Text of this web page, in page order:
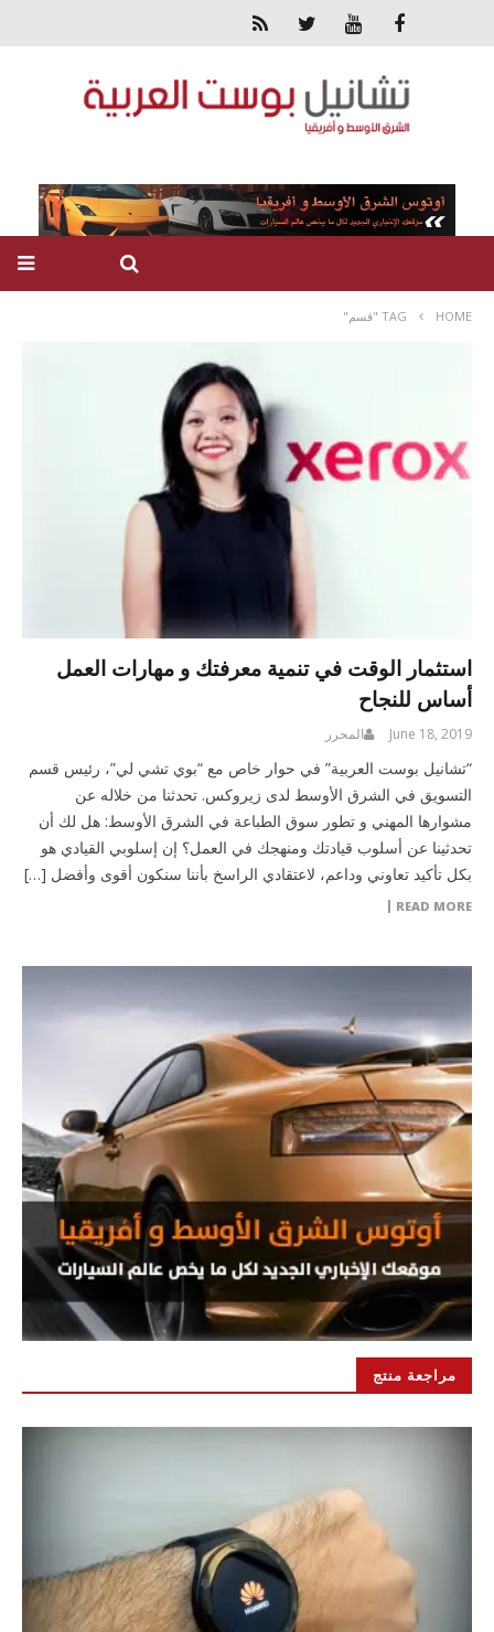
HOME TAG "قسم"
استثمار الوقت في تنمية معرفتك و مهارات العمل
أساس للنجاح
June 18, 2019 المحرر
“تشانيل بوست العربية” في حوار خاص مع “بوي تشي لي”، رئيس قسم
التسويق في الشرق الأوسط لدى زيروكس. تحدثنا من خلاله عن
مشوارها المهني و تطور سوق الطباعة في الشرق الأوسط: هل لك أن
تحدثينا عن أسلوب قيادتك ومنهجك في العمل؟ إن إسلوبي القيادي هو
بكل تأكيد تعاوني وداعم، لاعتقادي الراسخ بأننا سنكون أقوى وأفضل […]
READ MORE
مراجعة منتج